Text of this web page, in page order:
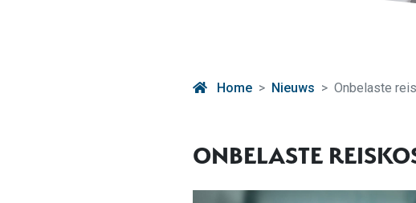
Home Nieuws Onbelaste
ONBELASTE